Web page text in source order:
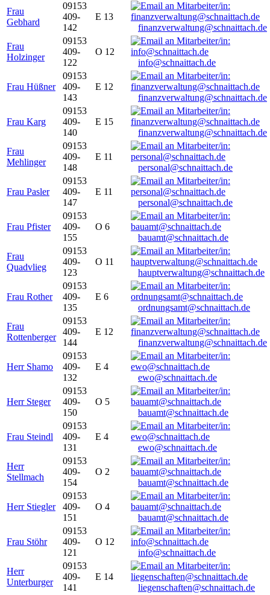
Frau
Gebhard
09153
409-
142
E 13
finanzverwaltung@schnaittach.de
Frau
Holzinger
09153
409-
122
O 12
info@schnaittach.de
Frau Hüßner
09153
409-
143
E 12
finanzverwaltung@schnaittach.de
Frau Karg
09153
409-
140
E 15
finanzverwaltung@schnaittach.de
Frau
Mehlinger
09153
409-
148
E 11
personal@schnaittach.de
Frau Pasler
09153
409-
147
E 11
personal@schnaittach.de
Frau Pfister
09153
409-
155
O 6
bauamt@schnaittach.de
Frau
Quadvlieg
09153
409-
123
O 11
hauptverwaltung@schnaittach.de
Frau Rother
09153
409-
135
E 6
ordnungsamt@schnaittach.de
Frau
Rottenberger
09153
409-
144
E 12
finanzverwaltung@schnaittach.de
Herr Shamo
09153
409-
132
E 4
ewo@schnaittach.de
Herr Steger
09153
409-
150
O 5
bauamt@schnaittach.de
Frau Steindl
09153
409-
131
E 4
ewo@schnaittach.de
Herr
Stellmach
09153
409-
154
O 2
bauamt@schnaittach.de
Herr Stiegler
09153
409-
151
O 4
bauamt@schnaittach.de
Frau Stöhr
09153
409-
121
O 12
info@schnaittach.de
Herr
Unterburger
09153
409-
141
E 14
liegenschaften@schnaittach.de